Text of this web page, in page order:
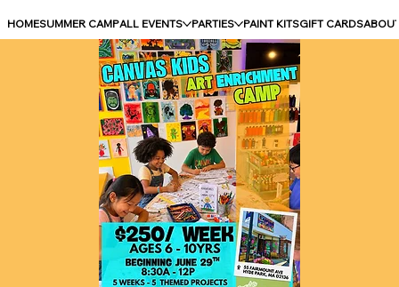
HOMESUMMER CAMPALL EVENTS PARTIES PAINT KITSGIFT CARDS